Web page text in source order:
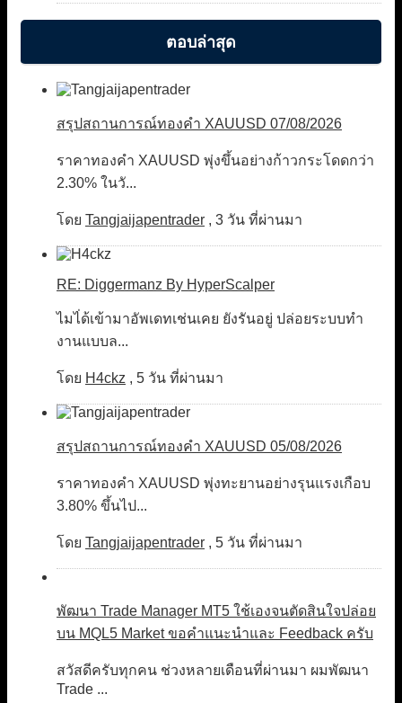
ตอบล่าสุด
สรุปสถานการณ์ทองคำ XAUUSD 07/08/2026
ราคาทองคำ XAUUSD พุ่งขึ้นอย่างก้าวกระโดดกว่า
2.30% ในวั...
โดย Tangjaijapentrader , 3 วัน ที่ผ่านมา
RE: Diggermanz By HyperScalper
ไมไ่ด้เข้ามาอัพเดทเช่นเคย ยังรันอยู่ ปล่อยระบบทำ
งานแบบล...
โดย H4ckz , 5 วัน ที่ผ่านมา
สรุปสถานการณ์ทองคำ XAUUSD 05/08/2026
ราคาทองคำ XAUUSD พุ่งทะยานอย่างรุนแรงเกือบ
3.80% ขึ้นไป...
โดย Tangjaijapentrader , 5 วัน ที่ผ่านมา
พัฒนา Trade Manager MT5 ใช้เองจนตัดสินใจปล่อย
บน MQL5 Market ขอคำแนะนำและ Feedback ครับ
สวัสดีครับทุกคน ช่วงหลายเดือนที่ผ่านมา ผมพัฒนา
Trade ...